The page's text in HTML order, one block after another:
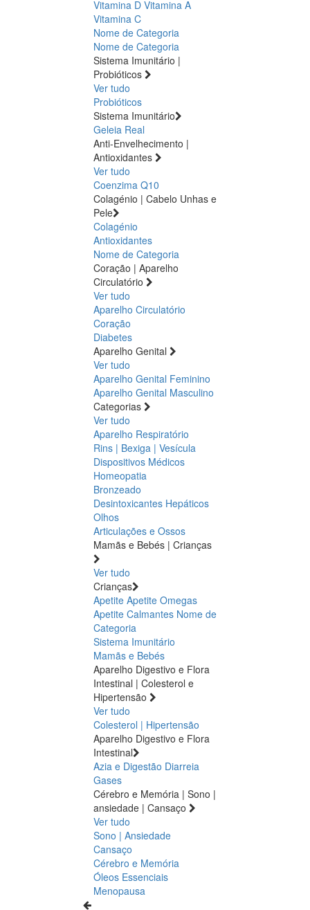
Vitamina D Vitamina A
Vitamina C
Nome de Categoria
Nome de Categoria
Sistema Imunitário |
Probióticos
Ver tudo
Probióticos
Sistema Imunitário
Geleia Real
Anti-Envelhecimento |
Antioxidantes
Ver tudo
Coenzima Q10
Colagénio | Cabelo Unhas e
Pele
Colagénio
Antioxidantes
Nome de Categoria
Coração | Aparelho
Circulatório
Ver tudo
Aparelho Circulatório
Coração
Diabetes
Aparelho Genital
Ver tudo
Aparelho Genital Feminino
Aparelho Genital Masculino
Categorias
Ver tudo
Aparelho Respiratório
Rins | Bexiga | Vesícula
Dispositivos Médicos
Homeopatia
Bronzeado
Desintoxicantes Hepáticos
Olhos
Articulações e Ossos
Mamãs e Bebés | Crianças
Ver tudo
Crianças
Apetite Apetite Omegas
Apetite Calmantes Nome de
Categoria
Sistema Imunitário
Mamãs e Bebés
Aparelho Digestivo e Flora
Intestinal | Colesterol e
Hipertensão
Ver tudo
Colesterol | Hipertensão
Aparelho Digestivo e Flora
Intestinal
Azia e Digestão Diarreia
Gases
Cérebro e Memória | Sono |
ansiedade | Cansaço
Ver tudo
Sono | Ansiedade
Cansaço
Cérebro e Memória
Óleos Essenciais
Menopausa